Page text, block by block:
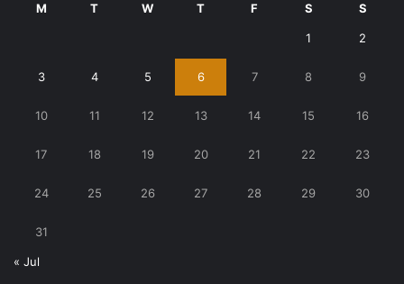
M T W T F S S
1 2
3 4 5 6 7 8 9
10 11 12 13 14 15 16
17 18 19 20 21 22 23
24 25 26 27 28 29 30
31
« Jul